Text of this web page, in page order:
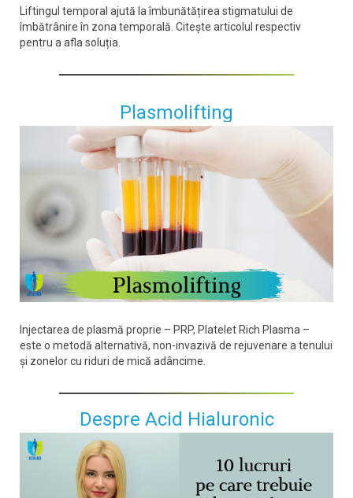
Liftingul temporal ajută la îmbunătățirea stigmatului de
îmbătrânire în zona temporală. Citește articolul respectiv
pentru a afla soluția.
Plasmolifting
Injectarea de plasmă proprie – PRP, Platelet Rich Plasma –
este o metodă alternativă, non-invazivă de rejuvenare a tenului
și zonelor cu riduri de mică adâncime.
Despre Acid Hialuronic